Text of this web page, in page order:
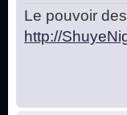
Le pouvoir
http://